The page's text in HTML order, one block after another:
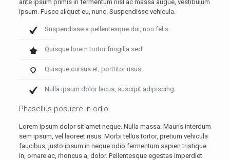
ante ipsum primis in fermentum nisl ac massa augue, vestibulum
ipsum. Fusce aliquet eu, nunc. Suspendisse vehicula.
Suspendisse a pellentesque dui, non felis.
Quisque lorem tortor fringilla sed.
Quisque cursus et, porttitor risus.
Nulla ipsum dolor lacus, suscipit adipiscing.
Phasellus posuere in odio
Lorem ipsum dolor sit amet neque. Nulla massa. Mauris interdum
sem ipsum, vel laoreet risus. Morbi tellus tortor, pretium vehicula
faucibus, justo ipsum in neque odio fermentum sapien tristique
in, ornare ac, rhoncus a, dolor. Pellentesque egestas imperdiet